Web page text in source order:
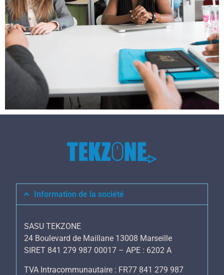
Information de la société
SASU TEKZONE
24 Boulevard de Maillane 13008 Marseille
SIRET 841 279 987 00017 – APE : 6202 A
TVA Intracommunautaire : FR77 841 279 987